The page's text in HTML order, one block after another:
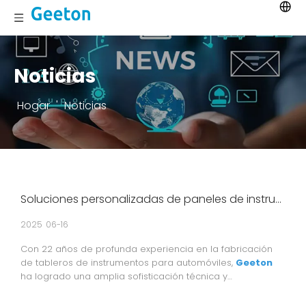
Noticias
Hogar ' Noticias
Soluciones personalizadas de paneles de instrumentos automotrices de Geeton: 22 años de experiencia en la industria, socio confiable de marcas automotrices globales
2025 06-16
Con 22 años de profunda experiencia en la fabricación
de tableros de instrumentos para automóviles, Geeton
ha logrado una amplia sofisticación técnica y